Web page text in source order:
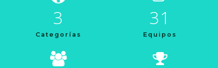
3
Categorías
31
Equipos